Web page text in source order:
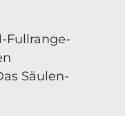
Fullrange-
Säulen-